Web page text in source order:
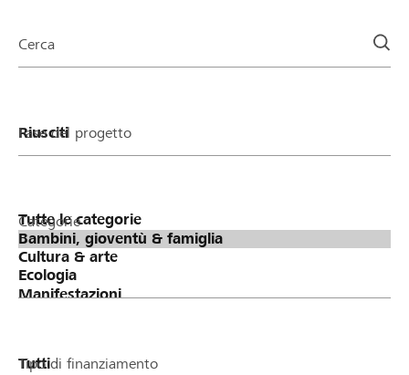
della
Cerca
Fase del progetto
Categorie
Tipo di finanziamento